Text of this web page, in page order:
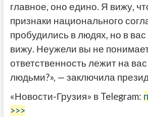
главное, оно едино. Я вижу,
признаки национального
пробудились в людях, но в вас
вижу. Неужели вы не
ответственность лежит на
людьми?», — заключила
«Новости-Грузия» в Telegram:
>>>